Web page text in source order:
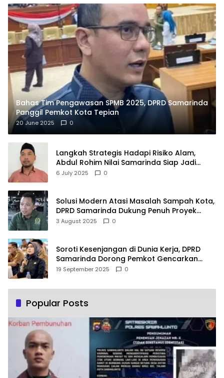
Bahas Tim Pengawasan SPMB 2025, DPRD Samarinda
Panggil Pemkot Kota Tepian
20 June 2025 0
Langkah Strategis Hadapi Risiko Alam,
Abdul Rohim Nilai Samarinda Siap Jadi
Pusat Logistik Bencana Kalimantan
6 July 2025 0
Solusi Modern Atasi Masalah Sampah Kota,
DPRD Samarinda Dukung Penuh Proyek
PLTSA
3 August 2025 0
Soroti Kesenjangan di Dunia Kerja, DPRD
Samarinda Dorong Pemkot Gencarkan
Pemberdayaan Perempuan
19 September 2025 0
Popular Posts